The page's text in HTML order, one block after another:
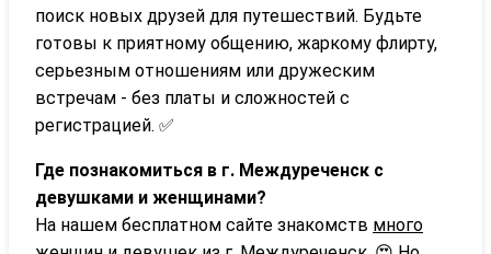
поиск новых друзей для путешествий. Будьте
готовы к приятному общению, жаркому флирту,
серьезным отношениям или дружеским
встречам - без платы и сложностей с
регистрацией. ✅
Где познакомиться в г. Междуреченск с
девушками и женщинами?
На нашем бесплатном сайте знакомств много